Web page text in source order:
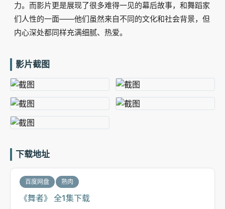
力。而影片更是展现了很多难得一见的幕后故事，和舞蹈家
们人性的一面——他们虽然来自不同的文化和社会背景，但
内心深处都同样充满细腻、热爱。
影片截图
下载地址
百度网盘 熟肉
《舞者》 全1集下载